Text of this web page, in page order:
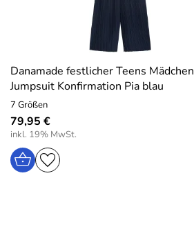
Danamade festlicher Teens Mädchen
Jumpsuit Konfirmation Pia blau
7 Größen
79,95 €
inkl. 19% MwSt.